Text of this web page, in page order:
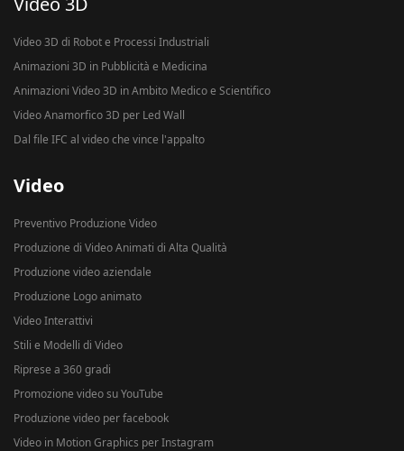
Video 3D di Robot e Processi Industriali
Animazioni 3D in Pubblicità e Medicina
Animazioni Video 3D in Ambito Medico e Scientifico
Video Anamorfico 3D per Led Wall
Dal file IFC al video che vince l'appalto
Video
Preventivo Produzione Video
Produzione di Video Animati di Alta Qualità
Produzione video aziendale
Produzione Logo animato
Video Interattivi
Stili e Modelli di Video
Riprese a 360 gradi
Promozione video su YouTube
Produzione video per facebook
Video in Motion Graphics per Instagram